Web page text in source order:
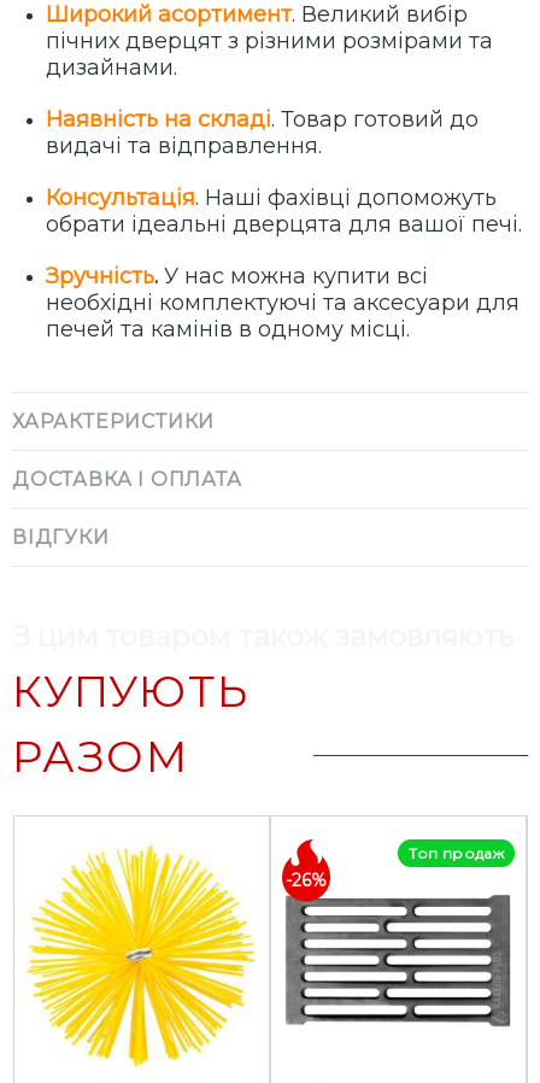
Широкий асортимент. Великий вибір
пічних дверцят з різними розмірами та
дизайнами.
Наявність на складі. Товар готовий до
видачі та відправлення.
Консультація. Наші фахівці допоможуть
обрати ідеальні дверцята для вашої печі.
Зручність. У нас можна купити всі
необхідні комплектуючі та аксесуари для
печей та камінів в одному місці.
ХАРАКТЕРИСТИКИ
ДОСТАВКА І ОПЛАТА
ВІДГУКИ
КУПУЮТЬ
РАЗОМ
-26%
Топ продаж